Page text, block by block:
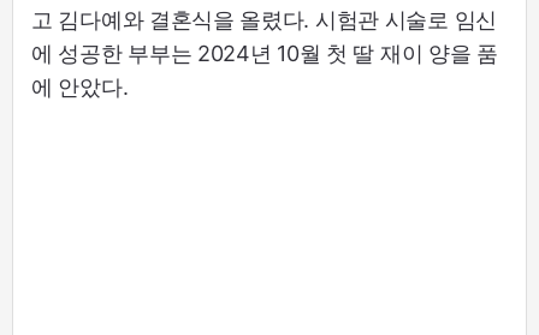
고 김다예와 결혼식을 올렸다. 시험관 시술로 임신
에 성공한 부부는 2024년 10월 첫 딸 재이 양을 품
에 안았다.